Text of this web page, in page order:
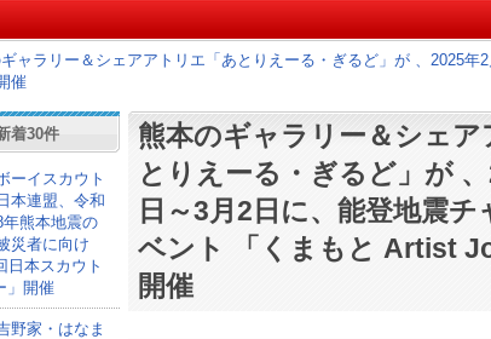
ャラリー＆シェアアトリエ「あとりえーる・ぎるど」が 、2025
催
着30件
ーイスカウト
日本連盟、令和
年熊本地震の
災者に向け
日本スカウト
」開催
野家・はなま
熊本のギャラリー＆シェア
とりえーる・ぎるど」が
日～3月2日に、能登地震チ
ベント 「くまもと Artist
開催